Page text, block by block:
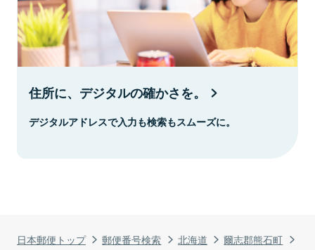
日本郵便トップ 郵便番号検索 北海道
爾志郡熊石町
住所に、デジタルの確かさを。
デジタルアドレスで入力も検索もスムーズに。